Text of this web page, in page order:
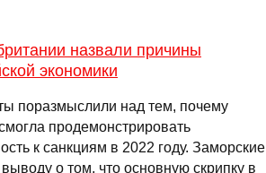
назвали причины
экономики
поразмыслили над тем, почему
продемонстрировать
к санкциям в 2022 году. Заморские
о том, что основную скрипку в